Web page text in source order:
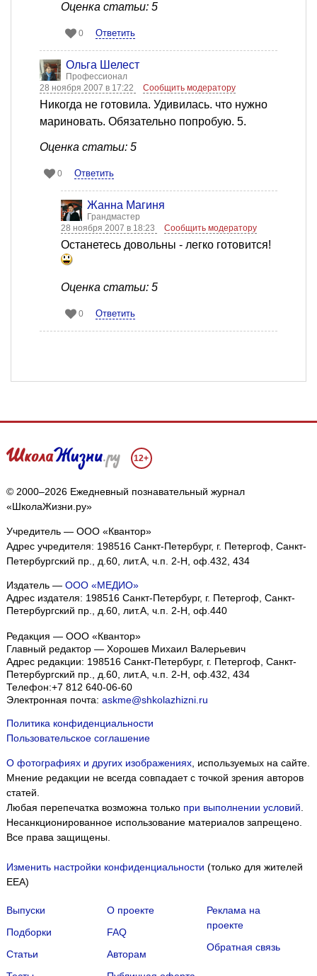
Оценка статьи: 5
0 Ответить
Ольга Шелест
Профессионал
28 ноября 2007 в 17:22
Сообщить модератору
Никогда не готовила. Удивилась. что нужно
мариновать. Обязательно попробую. 5.
Оценка статьи: 5
0 Ответить
Жанна Магиня
Грандмастер
28 ноября 2007 в 18:23
Сообщить модератору
Останетесь довольны - легко готовится!
Оценка статьи: 5
0 Ответить
12+
© 2000–2026 Ежедневный познавательный журнал
«ШколаЖизни.ру»
Учредитель — ООО «Квантор»
Адрес учредителя: 198516 Санкт-Петербург, г. Петергоф, Санкт-
Петербургский пр., д.60, лит.А, ч.п. 2-Н, оф.432, 434
Издатель — ООО «МЕДИО»
Адрес издателя: 198516 Санкт-Петербург, г. Петергоф, Санкт-
Петербургский пр., д.60, лит.А, ч.п. 2-Н, оф.440
Редакция — ООО «Квантор»
Главный редактор — Хорошев Михаил Валерьевич
Адрес редакции: 198516 Санкт-Петербург, г. Петергоф, Санкт-
Петербургский пр., д.60, лит.А, ч.п. 2-Н, оф.432, 434
Телефон:+7 812 640-06-60
Электронная почта: askme@shkolazhizni.ru
Политика конфиденциальности
Пользовательское соглашение
О фотографиях и других изображениях, используемых на сайте.
Мнение редакции не всегда совпадает с точкой зрения авторов
статей.
Любая перепечатка возможна только при выполнении условий.
Несанкционированное использование материалов запрещено.
Все права защищены.
Изменить настройки конфиденциальности (только для жителей
EEA)
Выпуски
Подборки
Статьи
О проекте
FAQ
Авторам
Реклама на
проекте
Обратная связь